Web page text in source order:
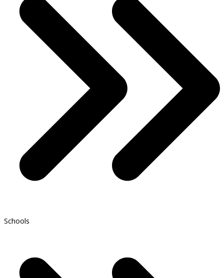
Schools